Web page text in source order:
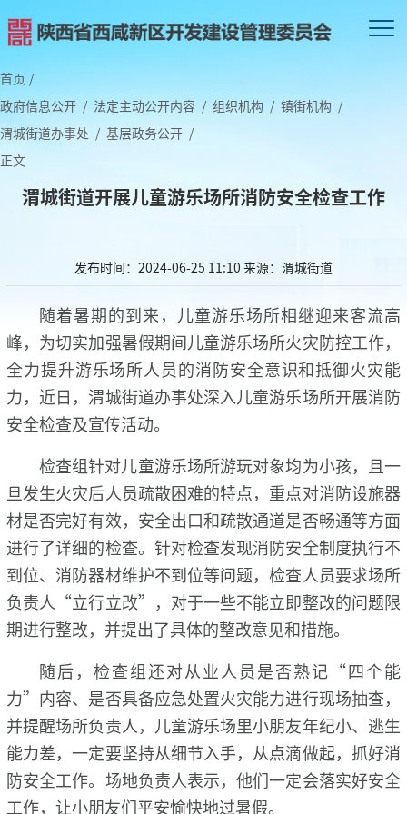
首页 /
政府信息公开 / 法定主动公开内容 / 组织机构 / 镇街机构 /
渭城街道办事处 / 基层政务公开 /
正文
渭城街道开展儿童游乐场所消防安全检查工作
发布时间：2024-06-25 11:10 来源：渭城街道
随着暑期的到来，儿童游乐场所相继迎来客流高
峰，为切实加强暑假期间儿童游乐场所火灾防控工作，
全力提升游乐场所人员的消防安全意识和抵御火灾能
力，近日，渭城街道办事处深入儿童游乐场所开展消防
安全检查及宣传活动。
检查组针对儿童游乐场所游玩对象均为小孩，且一
旦发生火灾后人员疏散困难的特点，重点对消防设施器
材是否完好有效，安全出口和疏散通道是否畅通等方面
进行了详细的检查。针对检查发现消防安全制度执行不
到位、消防器材维护不到位等问题，检查人员要求场所
负责人“立行立改”，对于一些不能立即整改的问题限
期进行整改，并提出了具体的整改意见和措施。
随后，检查组还对从业人员是否熟记“四个能
力”内容、是否具备应急处置火灾能力进行现场抽查，
并提醒场所负责人，儿童游乐场里小朋友年纪小、逃生
能力差，一定要坚持从细节入手，从点滴做起，抓好消
防安全工作。场地负责人表示，他们一定会落实好安全
工作，让小朋友们平安愉快地过暑假。